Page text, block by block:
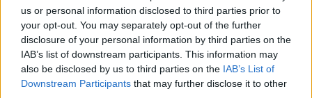
us or personal information disclosed to third parties prior to
your opt-out. You may separately opt-out of the further
disclosure of your personal information by third parties on the
IAB’s list of downstream participants. This information may
also be disclosed by us to third parties on the IAB’s List of
Downstream Participants that may further disclose it to other
komunat serbe kurti , ldk